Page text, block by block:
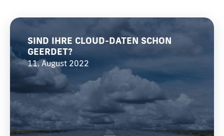
SIND IHRE CLOUD-DATEN SCHON
GEERDET?
11. August 2022